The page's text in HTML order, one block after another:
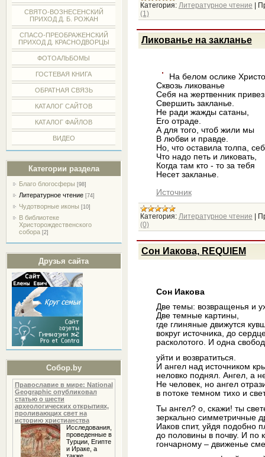
СВЯТО-ВОЗНЕСЕНСКИЙ
ПРИХОД Д. Б. РОЖАН
СПАСО-ПРЕОБРАЖЕНСКИЙ
ПРИХОД Д. КРАСНОДВОРЦЫ
ФОТОАЛЬБОМЫ
ГОСТЕВАЯ КНИГА
ОБРАТНАЯ СВЯЗЬ
КАТАЛОГ САЙТОВ
КАТАЛОГ ФАЙЛОВ
ВИДЕО
Категории раздела
Благо блогосферы [98]
Литературное чтение [74]
Чудотворные иконы [10]
В библиотеке
Христорождественского
собора [2]
Друзья сайта
Собор.by
Православие в мире: National
Geographic опубликовал
статью о шести
археологических открытиях,
проливающих свет на
историю христианства
Исследования,
проведенные в
Турции, Египте
и Ираке, а
Категория: Литературное чтение
(1)
Ликованье на закланье
На белом ослике
Сквозь ликованье
Себя на жертвенник привез
Свершить закланье.
Не ради жажды сатаны,
Его отраде.
А для того, чтоб жили мы
В любви и правде.
Но, что оставила толпа,
Что надо петь и ликовать,
Когда там кто - то за тебя
Несет закланье.
Источник
Категория: Литературное чтение
(0)
Сон Иакова, REQUIEM
Сон Иакова
Две темы: возвращенья и
Две темные картины,
где глиняные движутся
вокруг источника, до
расколотого. И одна
уйти и возвратиться.
И ангел над источником
неловко поднял. Ангел, а
Не человек, но ангел
в потоке темном тихо и
Ты ангел? о, скажи! ты
зеркально симметричные
Иаков спит, уйдя подобно
до половины в почву. И по
гончарному – движенье